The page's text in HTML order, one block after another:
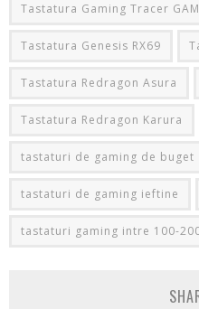
Tastatura Gaming Tracer
Tastatura Genesis RX69
Tastatura Redragon Asura
Tastatura Redragon Karura
tastaturi de gaming de buget
tastaturi de gaming ieftine
tastaturi gaming intre 100-